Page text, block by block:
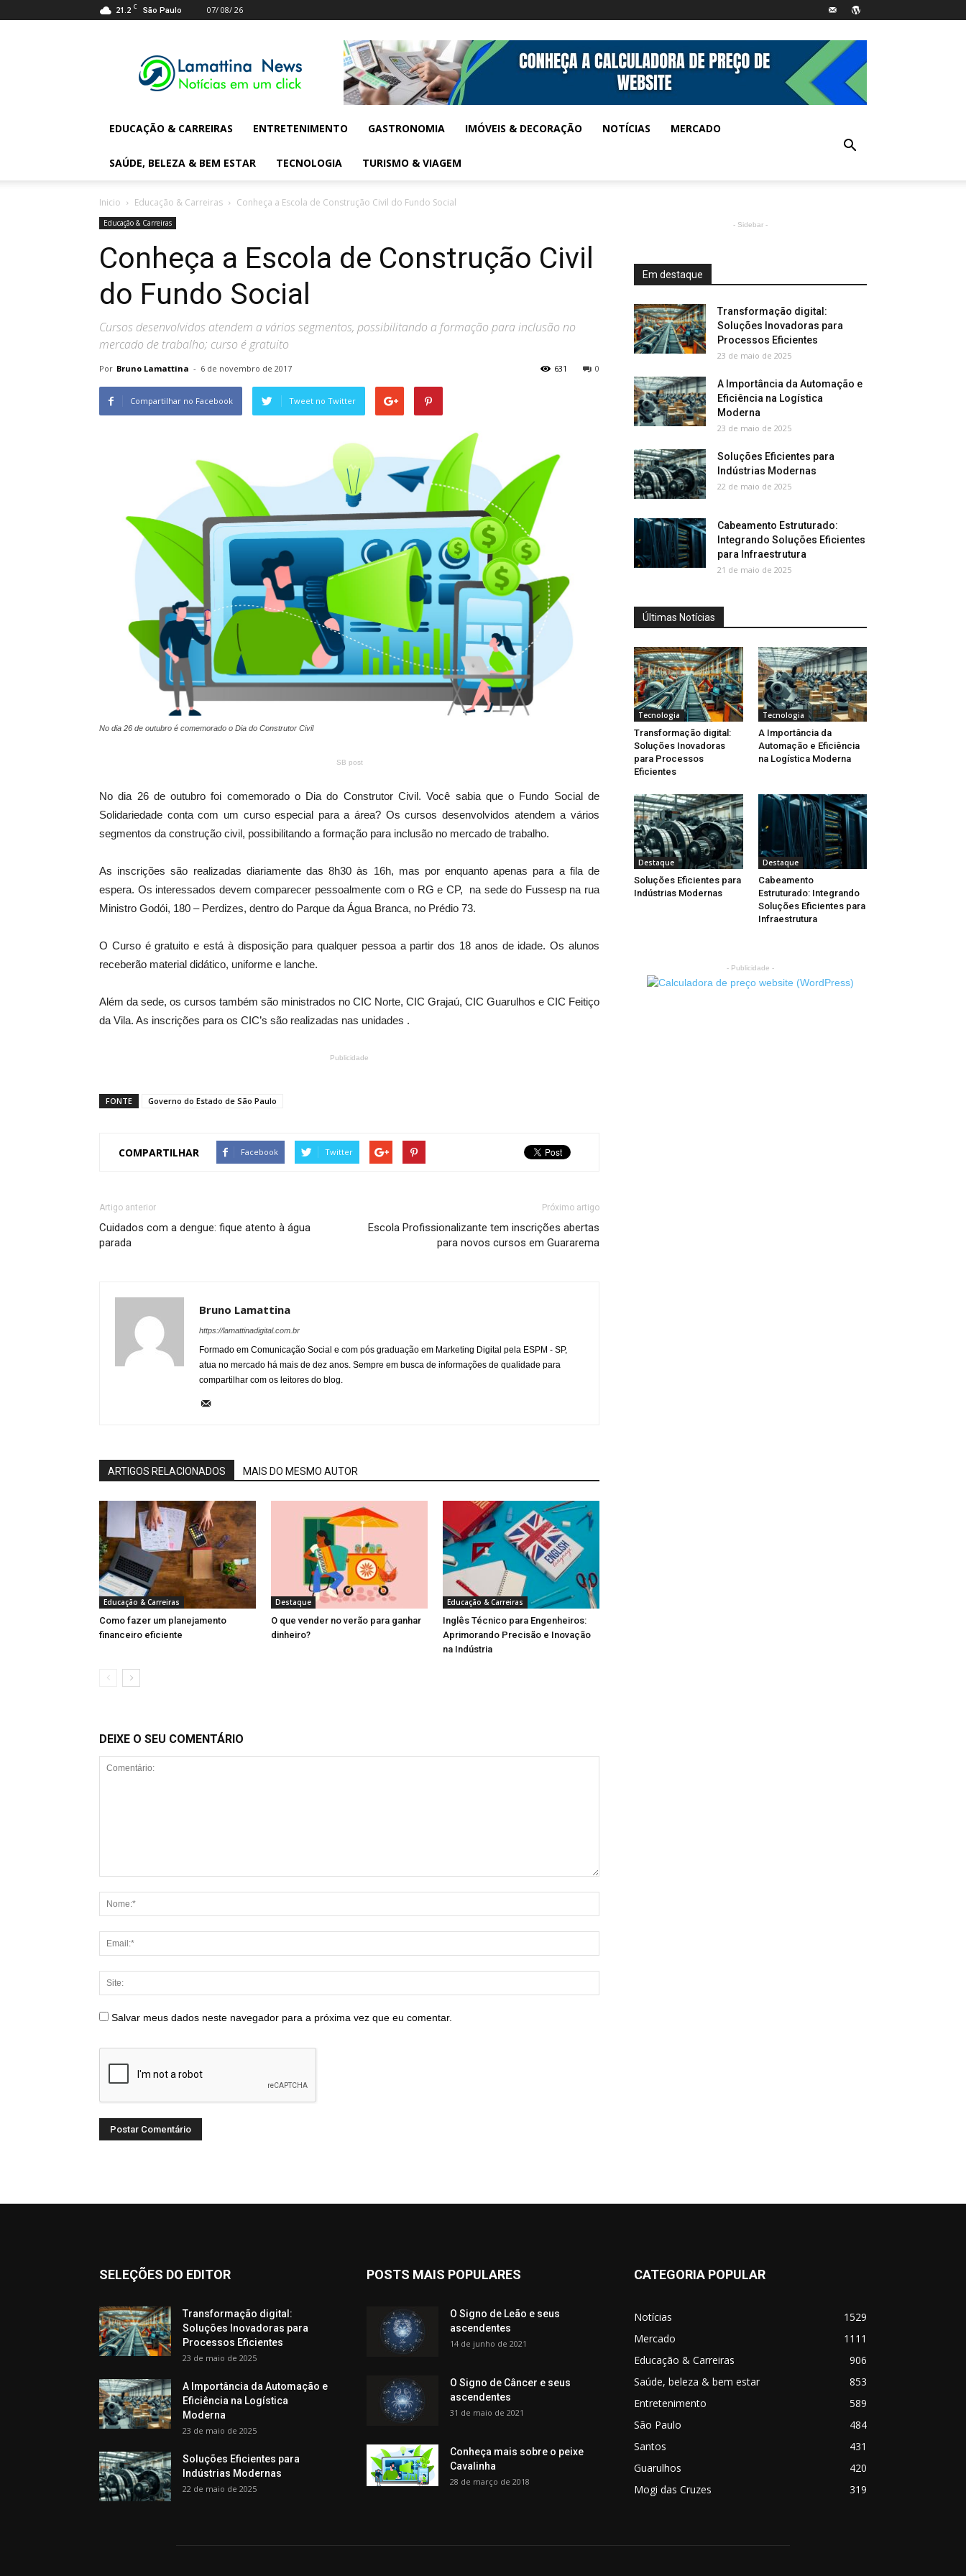
21.2 C São Paulo 07/ 08/ 26
Digital
News
EDUCAÇÃO & CARREIRAS ENTRETENIMENTO GASTRONOMIA IMÓVEIS & DECORAÇÃO NOTÍCIAS MERCADO
SAÚDE, BELEZA & BEM ESTAR TECNOLOGIA TURISMO & VIAGEM
Inicio Educação & Carreiras Conheça a Escola de Construção Civil do Fundo Social
Educação & Carreiras
Conheça a Escola de Construção Civil
do Fundo Social
Cursos desenvolvidos atendem a vários segmentos, possibilitando a formação para inclusão no
mercado de trabalho; curso é gratuito
Por Bruno Lamattina - 6 de novembro de 2017 0
631
Compartilhar no Facebook Tweet no Twitter
No dia 26 de outubro é comemorado o Dia do Construtor Civil
SB post
No dia 26 de outubro foi comemorado o Dia do Construtor Civil. Você sabia que o Fundo Social de
Solidariedade conta com um curso especial para a área? Os cursos desenvolvidos atendem a vários
segmentos da construção civil, possibilitando a formação para inclusão no mercado de trabalho.
As inscrições são realizadas diariamente das 8h30 às 16h, mas por enquanto apenas para a fila de
espera. Os interessados devem comparecer pessoalmente com o RG e CP, na sede do Fussesp na rua
Ministro Godói, 180 – Perdizes, dentro do Parque da Água Branca, no Prédio 73.
O Curso é gratuito e está à disposição para qualquer pessoa a partir dos 18 anos de idade. Os alunos
receberão material didático, uniforme e lanche.
Além da sede, os cursos também são ministrados no CIC Norte, CIC Grajaú, CIC Guarulhos e CIC Feitiço
da Vila. As inscrições para os CIC’s são realizadas nas unidades .
Publicidade
FONTE Governo do Estado de São Paulo
COMPARTILHAR Facebook Twitter
Artigo anterior
Cuidados com a dengue: fique atento à água
parada
Próximo artigo
Escola Profissionalizante tem inscrições abertas
para novos cursos em Guararema
Bruno Lamattina
https://lamattinadigital.com.br
Formado em Comunicação Social e com pós graduação em Marketing Digital pela ESPM - SP,
atua no mercado há mais de dez anos. Sempre em busca de informações de qualidade para
compartilhar com os leitores do blog.
ARTIGOS RELACIONADOS MAIS DO MESMO AUTOR
Educação & Carreiras
Como fazer um planejamento
financeiro eficiente
Destaque
O que vender no verão para ganhar
dinheiro?
Educação & Carreiras
Inglês Técnico para Engenheiros:
Aprimorando Precisão e Inovação
na Indústria
DEIXE O SEU COMENTÁRIO
Salvar meus dados neste navegador para a próxima vez que eu comentar.
- Sidebar -
Em destaque
Transformação digital:
Soluções Inovadoras para
Processos Eficientes
23 de maio de 2025
A Importância da Automação e
Eficiência na Logística
Moderna
23 de maio de 2025
Soluções Eficientes para
Indústrias Modernas
22 de maio de 2025
Cabeamento Estruturado:
Integrando Soluções Eficientes
para Infraestrutura
21 de maio de 2025
Últimas Notícias
Tecnologia
Transformação digital:
Soluções Inovadoras
para Processos
Eficientes
Tecnologia
A Importância da
Automação e Eficiência
na Logística Moderna
Destaque
Soluções Eficientes para
Indústrias Modernas
Destaque
Cabeamento
Estruturado: Integrando
Soluções Eficientes para
Infraestrutura
- Publicidade -
SELEÇÕES DO EDITOR
Transformação digital:
Soluções Inovadoras para
Processos Eficientes
23 de maio de 2025
A Importância da Automação e
Eficiência na Logística
Moderna
23 de maio de 2025
Soluções Eficientes para
Indústrias Modernas
22 de maio de 2025
POSTS MAIS POPULARES
O Signo de Leão e seus
ascendentes
14 de junho de 2021
O Signo de Câncer e seus
ascendentes
31 de maio de 2021
Conheça mais sobre o peixe
Cavalinha
28 de março de 2018
CATEGORIA POPULAR
Notícias
1529
Mercado
1111
Educação & Carreiras
906
Saúde, beleza & bem estar
853
Entretenimento
589
São Paulo
484
Santos
431
Guarulhos
420
Mogi das Cruzes
319